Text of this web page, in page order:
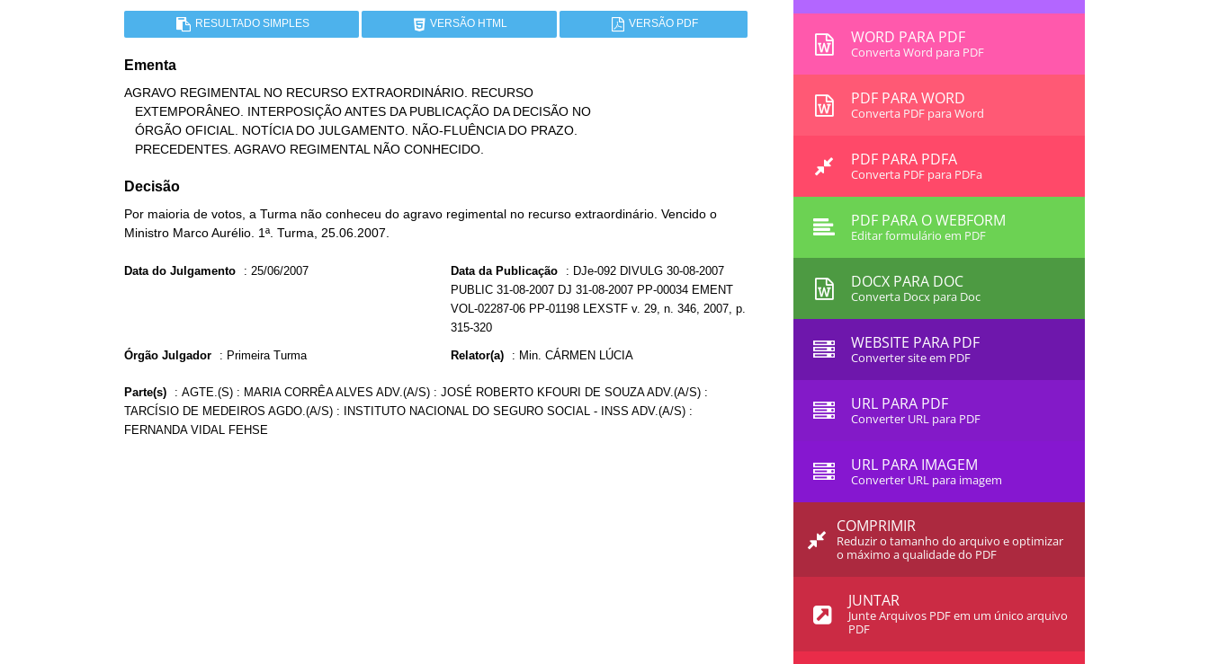
RESULTADO SIMPLES VERSÃO HTML VERSÃO PDF
Ementa
AGRAVO REGIMENTAL NO RECURSO EXTRAORDINÁRIO. RECURSO
   PRECEDENTES. AGRAVO REGIMENTAL NÃO CONHECIDO.
Decisão
Por maioria de votos, a Turma não conheceu do agravo regimental no recurso extraordinário. Vencido o
Ministro Marco Aurélio. 1ª. Turma, 25.06.2007.
Data do Julgamento : 25/06/2007 Data da Publicação : DJe-092 DIVULG 30-08-2007
PUBLIC 31-08-2007 DJ 31-08-2007 PP-00034 EMENT
VOL-02287-06 PP-01198 LEXSTF v. 29, n. 346, 2007, p.
315-320
Órgão Julgador : Primeira Turma Relator(a) : Min. CÁRMEN LÚCIA
Parte(s) : AGTE.(S) : MARIA CORRÊA ALVES ADV.(A/S) : JOSÉ ROBERTO KFOURI DE SOUZA ADV.(A/S) :
TARCÍSIO DE MEDEIROS AGDO.(A/S) : INSTITUTO NACIONAL DO SEGURO SOCIAL - INSS ADV.(A/S) :
FERNANDA VIDAL FEHSE
WORD PARA PDF
Converta Word para PDF
PDF PARA WORD
Converta PDF para Word
PDF PARA PDFA
Converta PDF para PDFa
PDF PARA O WEBFORM
Editar formulário em PDF
DOCX PARA DOC
Converta Docx para Doc
WEBSITE PARA PDF
Converter site em PDF
URL PARA PDF
Converter URL para PDF
URL PARA IMAGEM
Converter URL para imagem
COMPRIMIR
Reduzir o tamanho do arquivo e optimizar
o máximo a qualidade do PDF
JUNTAR
Junte Arquivos PDF em um único arquivo
PDF